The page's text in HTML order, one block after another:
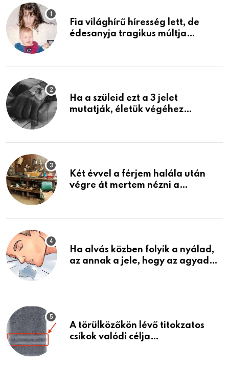
Fia világhírű híresség lett, de
édesanyja tragikus múltja
Ha a szüleid ezt a 3 jelet
mutatják, életük végéhez
Két évvel a férjem halála után
végre át mertem nézni a
életemet
Ha alvás közben folyik a nyálad,
az annak a jele, hogy az agyad…
A törülközőkön lévő titokzatos
csíkok valódi célja…